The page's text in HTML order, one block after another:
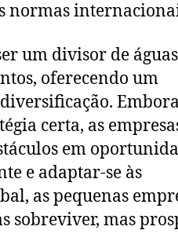
normas
um divisor de
oferecendo um
Embora
certa, as
em
e adaptar-se às
as pequenas
sobreviver, mas